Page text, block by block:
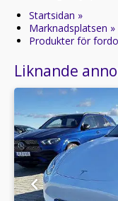
Startsidan »
Marknadsplatsen »
Produkter för
Liknande